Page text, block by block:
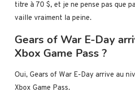
titre à 70 $, et je ne pense pas que
vaille vraiment la peine.
Gears of War E-Day
Xbox Game Pass ?
Oui, Gears of War E-Day arrive au
Xbox Game Pass.